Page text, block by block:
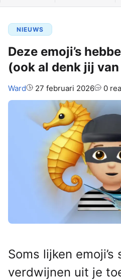
NIEUWS
Deze emoji’s
(ook al denk jij
Auteur:
Ward 27 februari 2026 0
Soms lijken
verdwijnen uit je